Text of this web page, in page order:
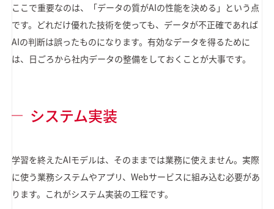
ここで重要なのは、「データの質がAIの性能を決める」という点
です。どれだけ優れた技術を使っても、データが不正確であれば
AIの判断は誤ったものになります。有効なデータを得るために
は、日ごろから社内データの整備をしておくことが大事です。
システム実装
学習を終えたAIモデルは、そのままでは業務に使えません。実際
に使う業務システムやアプリ、Webサービスに組み込む必要があ
ります。これがシステム実装の工程です。